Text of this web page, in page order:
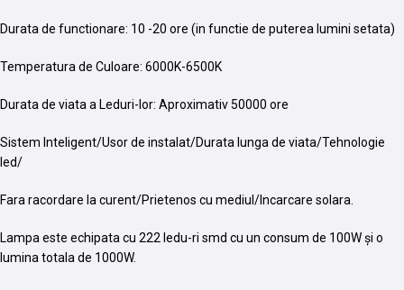
Durata de functionare: 10 -20 ore (in functie de puterea lumini setata)
Temperatura de Culoare: 6000K-6500K
Durata de viata a Leduri-lor: Aproximativ 50000 ore
Sistem Inteligent/Usor de instalat/Durata lunga de viata/Tehnologie
led/
Fara racordare la curent/Prietenos cu mediul/Incarcare solara.
Lampa este echipata cu 222 ledu-ri smd cu un consum de 100W și o
lumina totala de 1000W.